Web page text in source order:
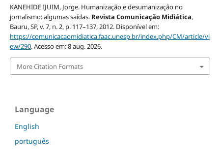
KANEHIDE IJUIM, Jorge. Humanização e desumanização no
jornalismo: algumas saídas. Revista Comunicação Midiática,
Bauru, SP, v. 7, n. 2, p. 117–137, 2012. Disponível em:
https://comunicacaomidiatica.faac.unesp.br/index.php/CM/article/vi
ew/290. Acesso em: 8 aug. 2026.
More Citation Formats
Language
English
português